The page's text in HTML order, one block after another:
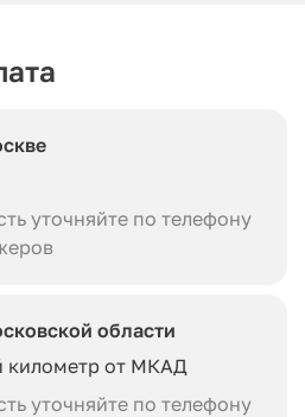
уточняйте по телефону
области
километр от МКАД
уточняйте по телефону